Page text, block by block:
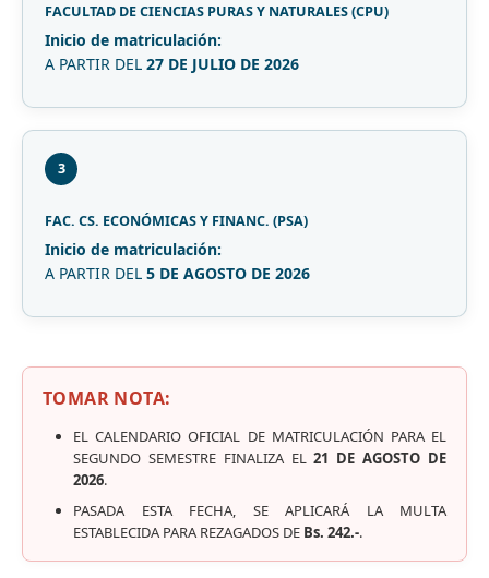
FACULTAD DE CIENCIAS PURAS Y NATURALES (CPU)
Inicio de matriculación:
A PARTIR DEL 27 DE JULIO DE 2026
3
FAC. CS. ECONÓMICAS Y FINANC. (PSA)
Inicio de matriculación:
A PARTIR DEL 5 DE AGOSTO DE 2026
TOMAR NOTA:
EL CALENDARIO OFICIAL DE MATRICULACIÓN PARA EL
SEGUNDO SEMESTRE FINALIZA EL21 DE AGOSTO DE
2026.
PASADA ESTA FECHA, SE APLICARÁ LA MULTA
ESTABLECIDA PARA REZAGADOS DE Bs. 242.-.